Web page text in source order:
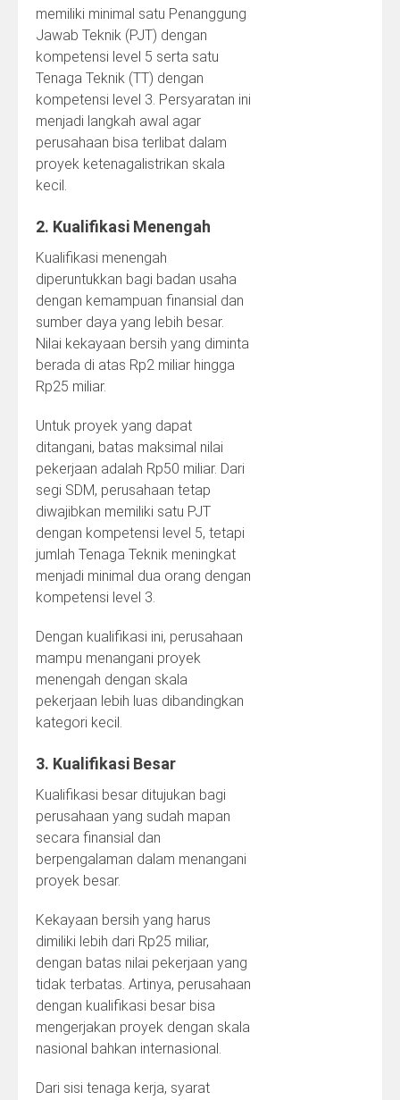
memiliki minimal satu Penanggung
Jawab Teknik (PJT) dengan
kompetensi level 5 serta satu
Tenaga Teknik (TT) dengan
kompetensi level 3. Persyaratan ini
menjadi langkah awal agar
perusahaan bisa terlibat dalam
proyek ketenagalistrikan skala
kecil.
2. Kualifikasi Menengah
Kualifikasi menengah
diperuntukkan bagi badan usaha
dengan kemampuan finansial dan
sumber daya yang lebih besar.
Nilai kekayaan bersih yang diminta
berada di atas Rp2 miliar hingga
Rp25 miliar.
Untuk proyek yang dapat
ditangani, batas maksimal nilai
pekerjaan adalah Rp50 miliar. Dari
segi SDM, perusahaan tetap
diwajibkan memiliki satu PJT
dengan kompetensi level 5, tetapi
jumlah Tenaga Teknik meningkat
menjadi minimal dua orang dengan
kompetensi level 3.
Dengan kualifikasi ini, perusahaan
mampu menangani proyek
menengah dengan skala
pekerjaan lebih luas dibandingkan
kategori kecil.
3. Kualifikasi Besar
Kualifikasi besar ditujukan bagi
perusahaan yang sudah mapan
secara finansial dan
berpengalaman dalam menangani
proyek besar.
Kekayaan bersih yang harus
dimiliki lebih dari Rp25 miliar,
dengan batas nilai pekerjaan yang
tidak terbatas. Artinya, perusahaan
dengan kualifikasi besar bisa
mengerjakan proyek dengan skala
nasional bahkan internasional.
Dari sisi tenaga kerja, syarat